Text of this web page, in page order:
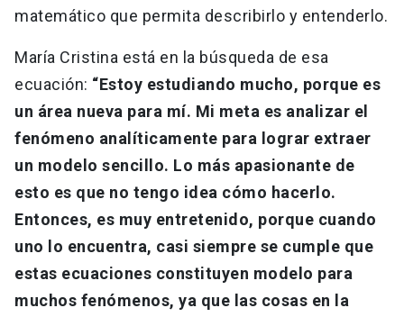
matemático que permita describirlo y entenderlo.
María Cristina está en la búsqueda de esa
ecuación: “Estoy estudiando mucho, porque es
un área nueva para mí. Mi meta es analizar el
fenómeno analíticamente para lograr extraer
un modelo sencillo. Lo más apasionante de
esto es que no tengo idea cómo hacerlo.
Entonces, es muy entretenido, porque cuando
uno lo encuentra, casi siempre se cumple que
estas ecuaciones constituyen modelo para
muchos fenómenos, ya que las cosas en la